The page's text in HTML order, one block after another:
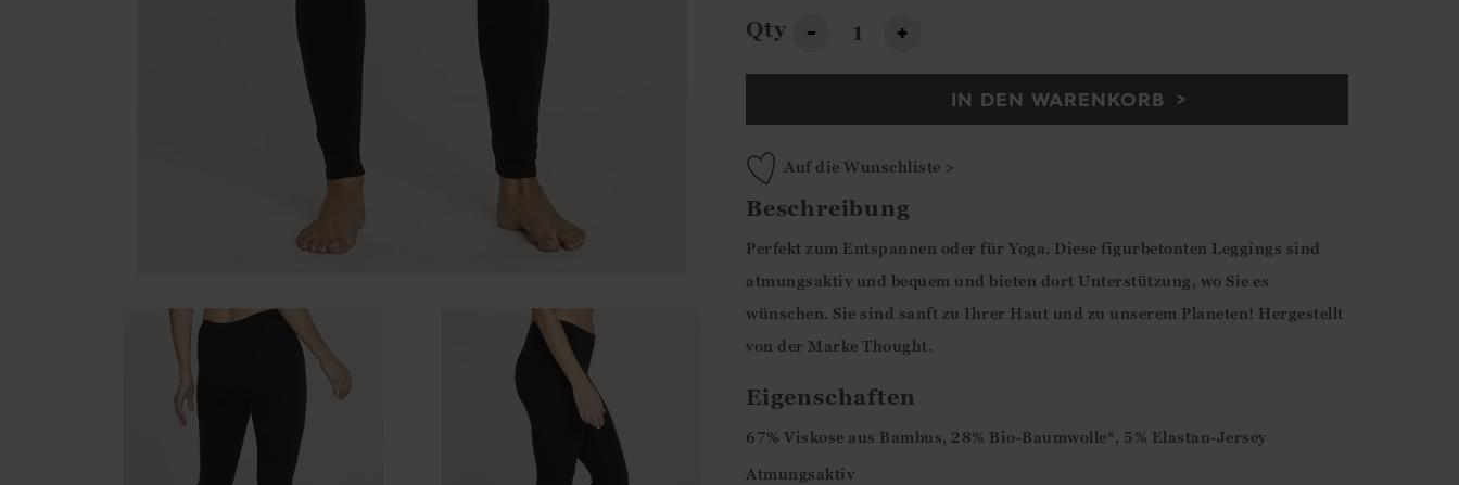
Qty - +
IN DEN WARENKORB
Auf die Wunschliste >
Beschreibung
Perfekt zum Entspannen oder für Yoga. Diese figurbetonten Leggings sind
atmungsaktiv und bequem und bieten dort Unterstützung, wo Sie es
wünschen. Sie sind sanft zu Ihrer Haut und zu unserem Planeten! Hergestellt
von der Marke Thought.
Eigenschaften
67% Viskose aus Bambus, 28% Bio-Baumwolle*, 5% Elastan-Jersey
Atmungsaktiv